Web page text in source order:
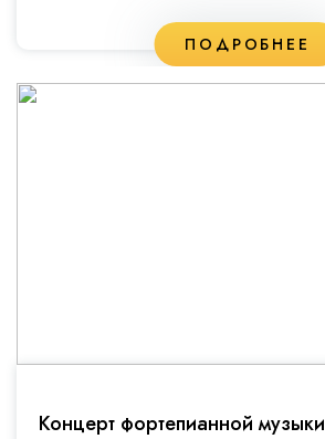
ПОДРОБНЕЕ
Концерт фортепианной музыки